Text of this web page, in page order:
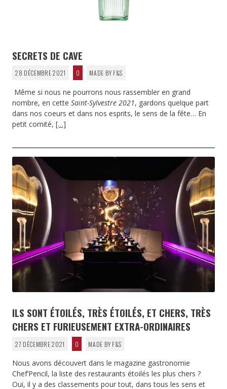
SECRETS DE CAVE
28 DÉCEMBRE 2021 0 MADE BY F&S
Même si nous ne pourrons nous rassembler en grand
nombre, en cette Saint-Sylvestre 2021, gardons quelque part
dans nos coeurs et dans nos esprits, le sens de la fête… En
petit comité, […]
ILS SONT ÉTOILÉS, TRÈS ÉTOILÉS, ET CHERS, TRÈS
CHERS ET FURIEUSEMENT EXTRA-ORDINAIRES
27 DÉCEMBRE 2021 0 MADE BY F&S
Nous avons découvert dans le magazine gastronomie
Chef’Pencil, la liste des restaurants étoilés les plus chers ?
Oui, il y a des classements pour tout, dans tous les sens et